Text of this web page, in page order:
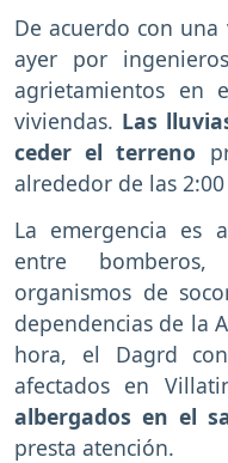
De acuerdo con
ayer por
agrietamientos en
viviendas. Las
ceder el terreno
alrededor de las
La emergencia es
entre
organismos de
dependencias de la
hora, el Dagrd
afectados en
albergados en el
presta atención.